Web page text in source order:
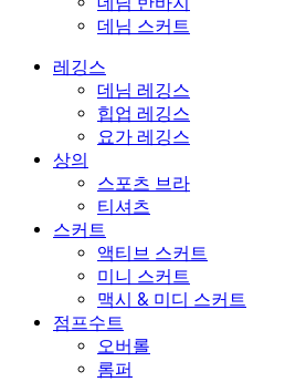
데님 스커트
레깅스
데님 레깅스
힙업 레깅스
요가 레깅스
상의
스포츠 브라
티셔츠
스커트
액티브 스커트
미니 스커트
맥시 & 미디 스커트
점프수트
오버롤
롬퍼